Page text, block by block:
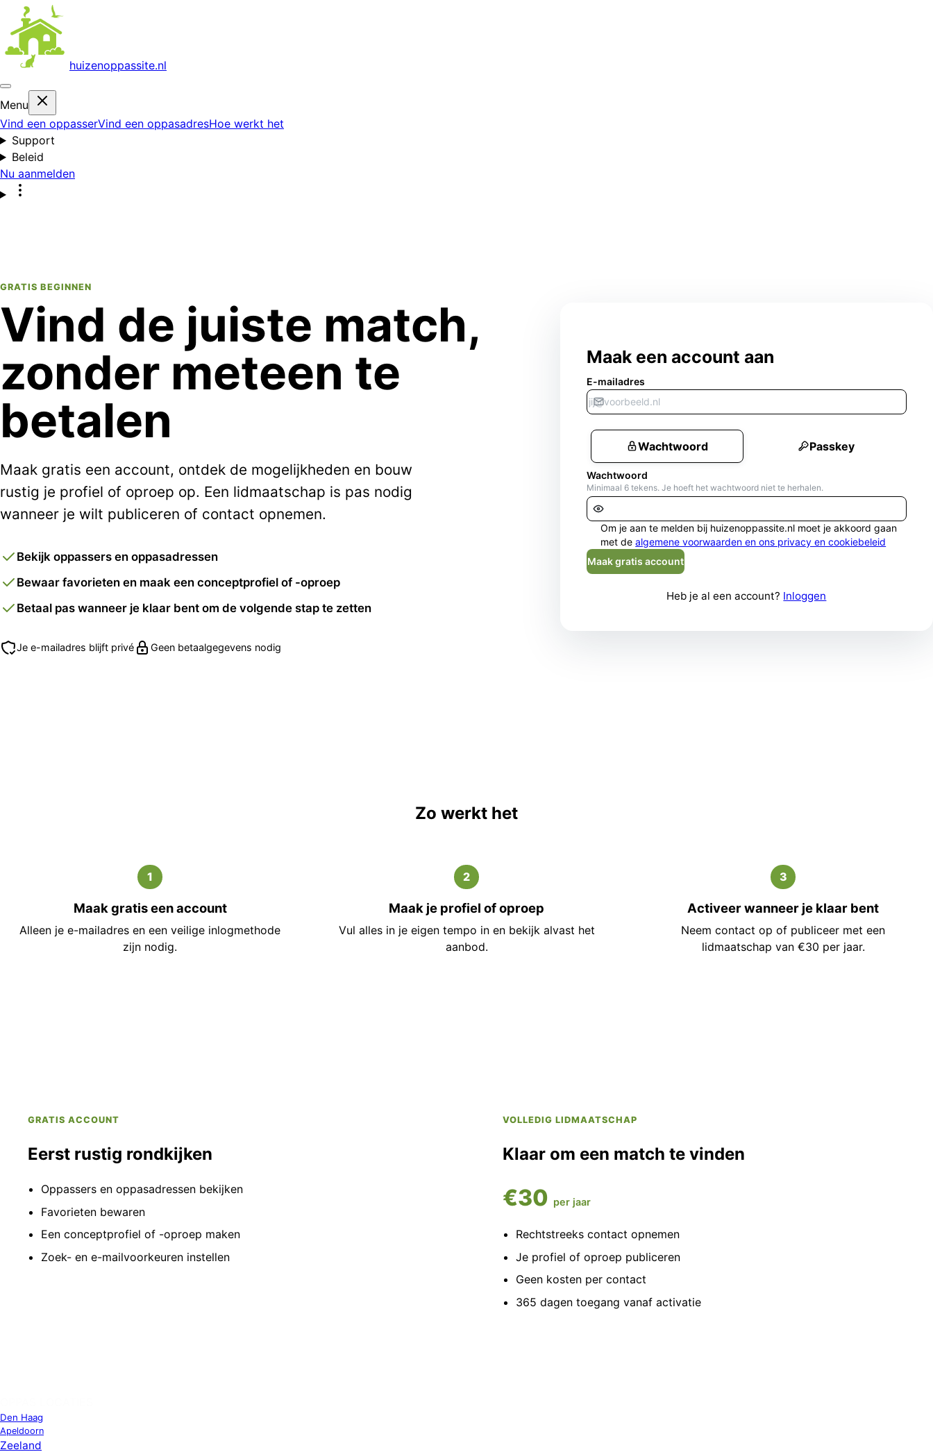
huizenoppassite.nl
Menu
Vind een oppasserVind een oppasadresHoe werkt het
Support
Beleid
Nu aanmelden
GRATIS BEGINNEN
Vind de juiste match,
zonder meteen te
betalen
Maak gratis een account, ontdek de mogelijkheden en bouw
rustig je profiel of oproep op. Een lidmaatschap is pas nodig
wanneer je wilt publiceren of contact opnemen.
Bekijk oppassers en oppasadressen
Bewaar favorieten en maak een conceptprofiel of -oproep
Betaal pas wanneer je klaar bent om de volgende stap te zetten
Je e-mailadres blijft privé Geen betaalgegevens nodig
Maak een account aan
E-mailadres
Wachtwoord Passkey
Wachtwoord
Minimaal 6 tekens. Je hoeft het wachtwoord niet te herhalen.
Om je aan te melden bij huizenoppassite.nl moet je akkoord gaan
met de algemene voorwaarden en ons privacy en cookiebeleid
Maak gratis account
Heb je al een account? Inloggen
Zo werkt het
1
Maak gratis een account
Alleen je e-mailadres en een veilige inlogmethode
zijn nodig.
2
Maak je profiel of oproep
Vul alles in je eigen tempo in en bekijk alvast het
aanbod.
3
Activeer wanneer je klaar bent
Neem contact op of publiceer met een
lidmaatschap van €30 per jaar.
GRATIS ACCOUNT
Eerst rustig rondkijken
Oppassers en oppasadressen bekijken
Favorieten bewaren
Een conceptprofiel of -oproep maken
Zoek- en e-mailvoorkeuren instellen
VOLLEDIG LIDMAATSCHAP
Klaar om een match te vinden
€30 per jaar
Rechtstreeks contact opnemen
Je profiel of oproep publiceren
Geen kosten per contact
365 dagen toegang vanaf activatie
Den Haag
Apeldoorn
Zeeland